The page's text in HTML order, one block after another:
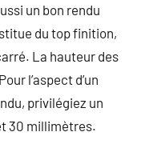
un bon rendu
du top finition,
La hauteur des
l’aspect d’un
privilégiez un
30 millimètres.